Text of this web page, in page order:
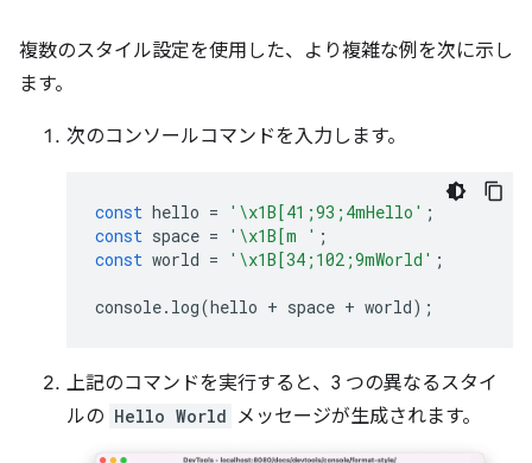
複数のスタイル設定を使用した、より複雑な例を次に示し
ます。
次のコンソールコマンドを入力します。
const hello = '\x1B[41;93;4mHello' ;
const space = '\x1B[m ' ;
const world = '\x1B[34;102;9mWorld' ;
console. log(hello + space + world);
上記のコマンドを実行すると、3 つの異なるスタイ
ルの Hello World メッセージが生成されます。